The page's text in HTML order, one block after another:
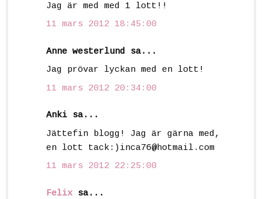
Jag är med med 1 lott!!
11 mars 2012 18:45:00
Anne westerlund sa...
Jag prövar lyckan med en lott!
11 mars 2012 20:34:00
Anki sa...
Jättefin blogg! Jag är gärna med,
en lott tack:)inca76@hotmail.com
11 mars 2012 22:25:00
Felix sa...